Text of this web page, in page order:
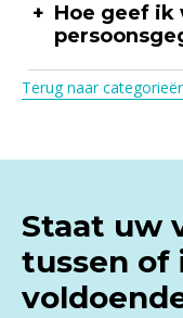
Hoe geef
Terug naar
Staat uw
tussen of